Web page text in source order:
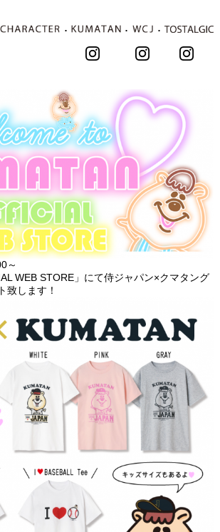
･ ･ ･
～
WEB STORE」にて侍ジャパン×クマタング
致します！